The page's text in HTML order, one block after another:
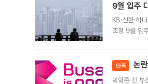
9월 입주
KB·신한·하
조정 9월 입
단독 논
박형준 전 부